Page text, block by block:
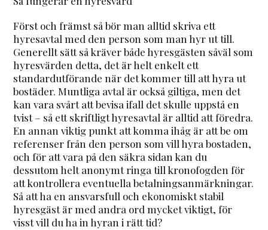
Först och främst så bör man alltid skriva ett
hyresavtal med den person som man hyr ut till.
Generellt sätt så kräver både hyresgästen såväl som
hyresvärden detta, det är helt enkelt ett
standardutförande när det kommer till att hyra ut
bostäder. Muntliga avtal är också giltiga, men det
kan vara svårt att bevisa ifall det skulle uppstå en
tvist – så ett skriftligt hyresavtal är alltid att föredra.
En annan viktig punkt att komma ihåg är att be om
referenser från den person som vill hyra bostaden,
och för att vara på den säkra sidan kan du
dessutom helt anonymt ringa till kronofogden för
att kontrollera eventuella betalningsanmärkningar.
Så att ha en ansvarsfull och ekonomiskt stabil
hyresgäst är med andra ord mycket viktigt, för
visst vill du ha in hyran i rätt tid?